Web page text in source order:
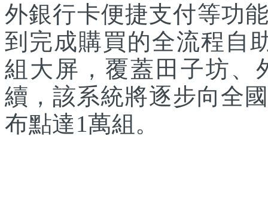
外銀行卡便捷支付等功
到完成購買的全流程自
組大屏，覆蓋田子坊、
續，該系統將逐步向全
布點達1萬組。